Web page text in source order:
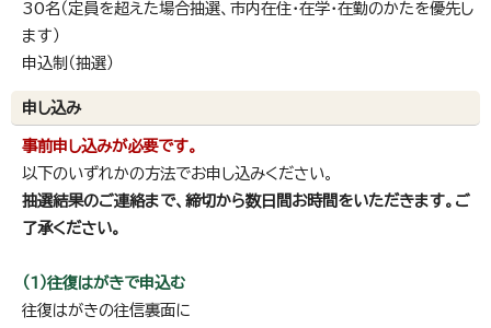
30名（定員を超えた場合抽選、市内在住・在学・在勤のかたを優先し
ます）
申込制（抽選）
申し込み
事前申し込みが必要です。
以下のいずれかの方法でお申し込みください。
抽選結果のご連絡まで、締切から数日間お時間をいただきます。ご
了承ください。
（1）往復はがきで申込む
往復はがきの往信裏面に